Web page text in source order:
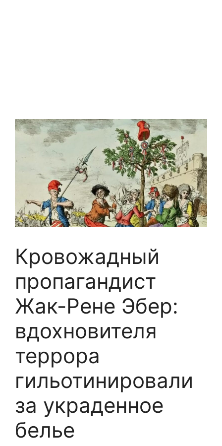
Кровожадный
пропагандист
Жак-Рене Эбер:
вдохновителя
террора
гильотинировали
за украденное
белье